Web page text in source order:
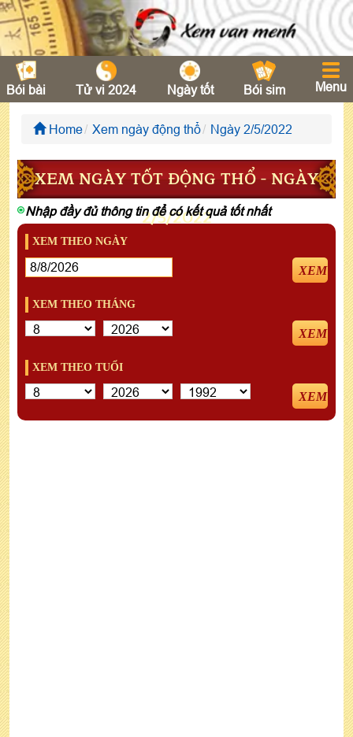
Bói bài Tử vi 2024 Ngày tốt Bói sim Menu
Home Xem ngày động thổ Ngày 2/5/2022
XEM NGÀY TỐT ĐỘNG THỔ - NGÀY
2/5/2022
Nhập đầy đủ thông tin để có kết quả tốt nhất
XEM THEO NGÀY
XEM
XEM THEO THÁNG
XEM
XEM THEO TUỔI
XEM